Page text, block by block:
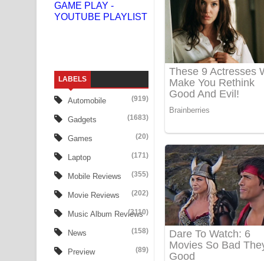
Numba Dun Aadare Song Lyrics - නුඹ දුන් ආදරේ
Liyamuda Dan Anagathe Song Lyrics - ලියමුද
Doni Song Lyrics - දෝණි ගීතයේ පද පෙළ
Benthara Palame Song Lyrics - බෙන්තර පාලමේ
Sanda Babalena Song Lyrics - සඳ බැබලෙන ගීතයේ
Adare Wadi Nisa Song Lyrics - ආදරේ වැඩි නිසා
UNUHUMA Song Lyrics - උණුහුම ගීතයේ පද පෙළ
Katakara Song Lyrics - කටකාර ගීතයේ පද පෙළ
Tharu Yaye Dilena Song Lyrics - තරු යායේ
Ow Man Sosa Song Lyrics - ඔව් මං සෝසා ගීතයේ
Heavy Weight Song Lyrics
GAME PLAY -
YOUTUBE PLAYLIST
LABELS
Automobile (919)
Gadgets (1683)
Games (20)
Laptop (171)
Mobile Reviews (355)
Movie Reviews (202)
Music Album Reviews
(3110)
News (158)
Preview (89)